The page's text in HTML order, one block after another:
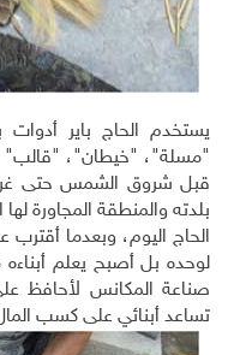
يستخدم الحاج باير
"مسلة"، "خيطان"، "قالب"
قبل شروق الشمس حتى
بلدته والمنطقة المجاورة
الحاج اليوم، وبعدما
لوحده بل أصبح يعلم
صناعة المكانس لأحافظ
تساعد أبنائي على كسب